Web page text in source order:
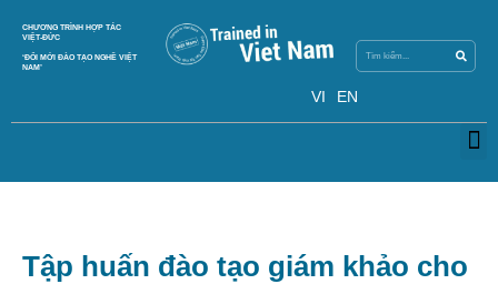
content
CHƯƠNG TRÌNH HỢP TÁC
VIỆT-ĐỨC
‘ĐỔI MỚI ĐÀO TẠO NGHỀ VIỆT
NAM’
VI EN
Tập huấn đào tạo giám khảo cho